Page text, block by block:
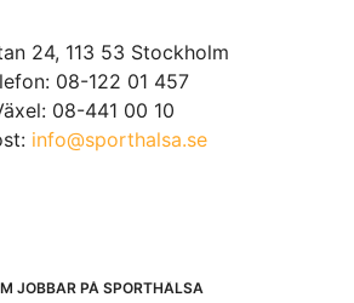
24, 113 53 Stockholm
08-122 01 457
08-441 00 10
info@sporthalsa.se
JOBBAR PÅ SPORTHÄLSA